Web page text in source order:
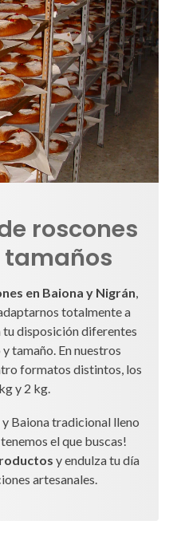
roscones
tamaños
en Baiona y Nigrán,
totalmente a
tu disposición diferentes
tamaño. En nuestros
formatos distintos, los
y 2 kg.
y Baiona tradicional lleno
el que buscas!
y endulza tu día
artesanales.